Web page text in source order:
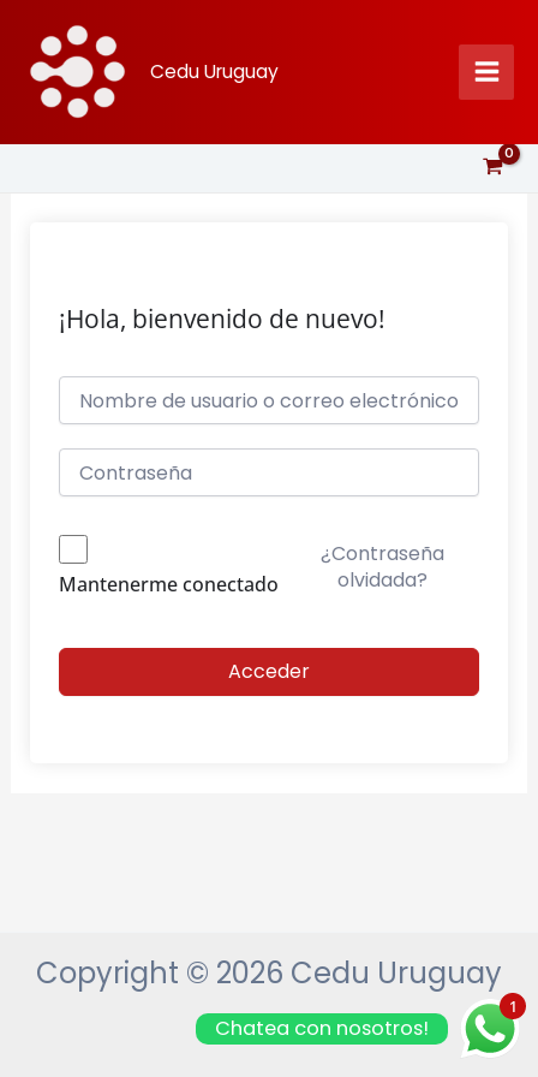
contenido
Cedu Uruguay
¡Hola, bienvenido de nuevo!
Mantenerme conectado
¿Contraseña
olvidada?
Acceder
Copyright © 2026 Cedu Uruguay
1
Chatea con nosotros!